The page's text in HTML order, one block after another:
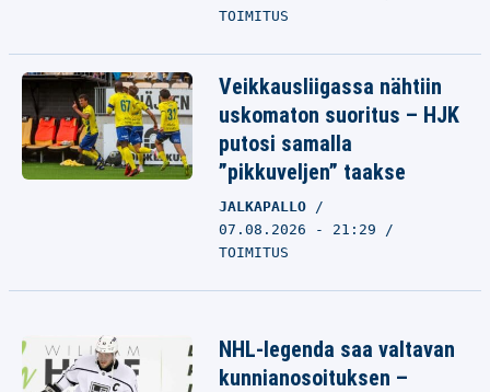
TOIMITUS
Veikkausliigassa nähtiin
uskomaton suoritus – HJK
putosi samalla
”pikkuveljen” taakse
JALKAPALLO
07.08.2026 - 21:29
TOIMITUS
NHL-legenda saa valtavan
kunnianosoituksen –